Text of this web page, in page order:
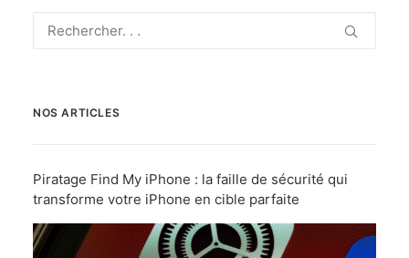
NOS ARTICLES
Piratage Find My iPhone : la faille de sécurité qui
transforme votre iPhone en cible parfaite